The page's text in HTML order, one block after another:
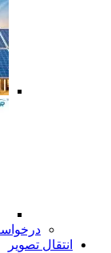
انتقال تصویر